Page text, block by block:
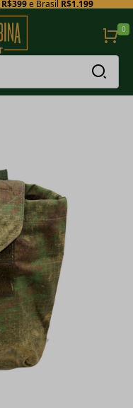
R$399e Brasil R$1.199
0